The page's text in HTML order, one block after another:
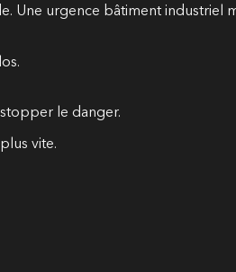
Une urgence bâtiment industriel
le danger.
vite.